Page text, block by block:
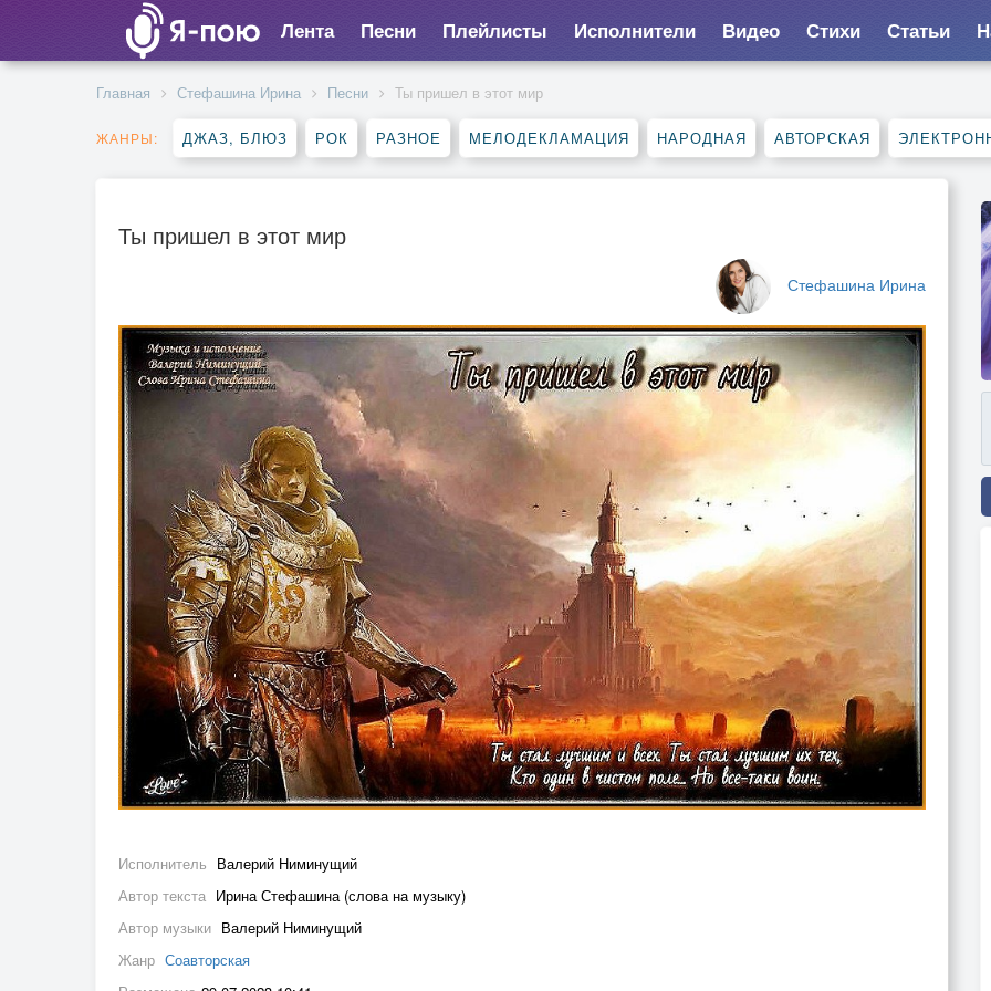
Лента Песни Плейлисты Исполнители Видео Стихи Статьи
Главная Стефашина Ирина Песни Ты пришел в этот мир
ЖАНРЫ: ДЖАЗ, БЛЮЗ РОК РАЗНОЕ МЕЛОДЕКЛАМАЦИЯ НАРОДНАЯ АВТОРСКАЯ
Ты пришел в этот мир
Стефашина Ирина
Исполнитель Валерий Ниминущий
Автор текста Ирина Стефашина (слова на музыку)
Автор музыки Валерий Ниминущий
Жанр Соавторская